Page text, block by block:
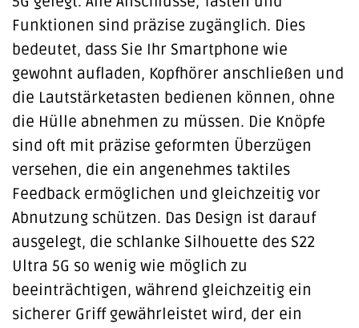
Funktionen sind präzise zugänglich. Dies
bedeutet, dass Sie Ihr Smartphone wie
gewohnt aufladen, Kopfhörer anschließen und
die Lautstärketasten bedienen können, ohne
die Hülle abnehmen zu müssen. Die Knöpfe
sind oft mit präzise geformten Überzügen
versehen, die ein angenehmes taktiles
Feedback ermöglichen und gleichzeitig vor
Abnutzung schützen. Das Design ist darauf
ausgelegt, die schlanke Silhouette des S22
Ultra 5G so wenig wie möglich zu
beeinträchtigen, während gleichzeitig ein
sicherer Griff gewährleistet wird, der ein